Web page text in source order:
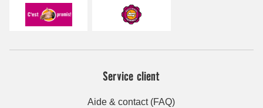
Service client
Aide & contact (FAQ)